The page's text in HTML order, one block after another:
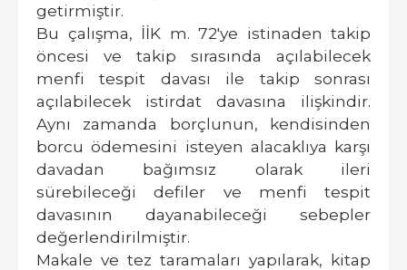
getirmiştir.
Bu çalışma, İİK m. 72'ye istinaden takip
öncesi ve takip sırasında açılabilecek
menfi tespit davası ile takip sonrası
açılabilecek istirdat davasına ilişkindir.
Aynı zamanda borçlunun, kendisinden
borcu ödemesini isteyen alacaklıya karşı
davadan bağımsız olarak ileri
sürebileceği defiler ve menfi tespit
davasının dayanabileceği sebepler
değerlendirilmiştir.
Makale ve tez taramaları yapılarak, kitap